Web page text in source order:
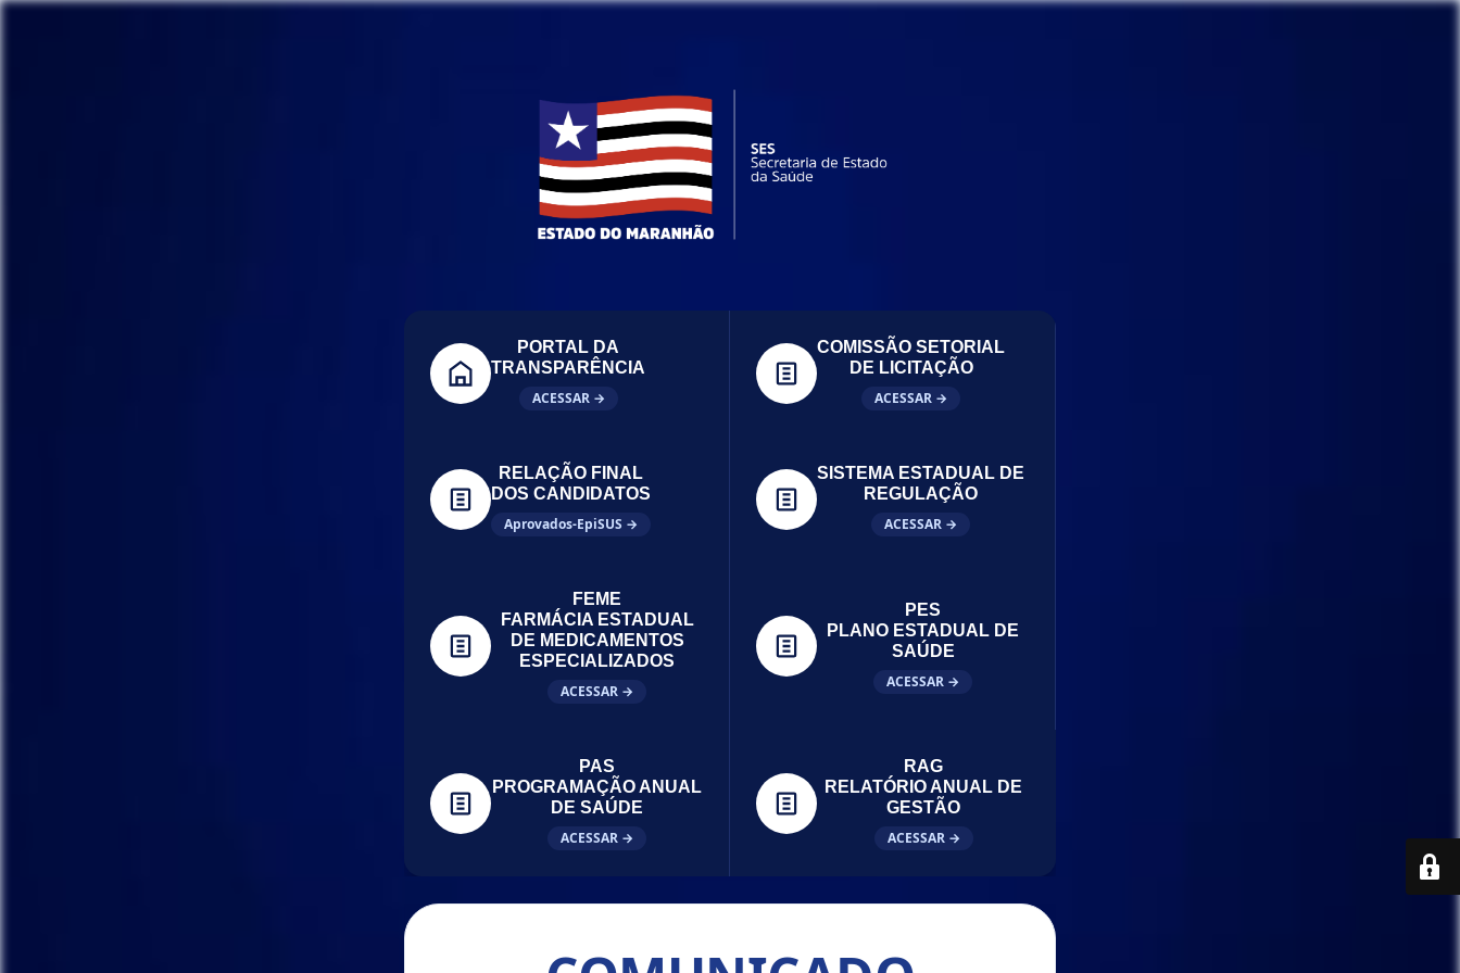
PORTAL DA
TRANSPARÊNCIA
ACESSAR →
COMISSÃO SETORIAL
DE LICITAÇÃO
ACESSAR →
RELAÇÃO FINAL
DOS CANDIDATOS
Aprovados-EpiSUS →
SISTEMA ESTADUAL DE
REGULAÇÃO
ACESSAR →
FEME
FARMÁCIA ESTADUAL
DE MEDICAMENTOS
ESPECIALIZADOS
ACESSAR →
PES
PLANO ESTADUAL DE
SAÚDE
ACESSAR →
PAS
PROGRAMAÇÃO ANUAL
DE SAÚDE
ACESSAR →
RAG
RELATÓRIO ANUAL DE
GESTÃO
ACESSAR →